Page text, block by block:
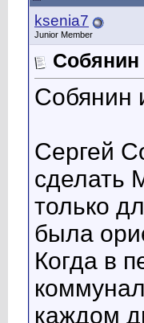
ksenia7
Junior Member
Собянин
Собянин
Сергей
сделать
только
была
Когда в
каждом